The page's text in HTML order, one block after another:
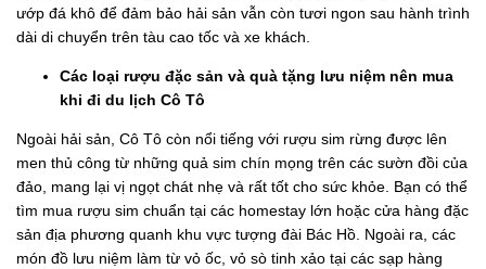
ướp đá khô để đảm bảo hải sản vẫn còn tươi ngon sau hành trình
dài di chuyển trên tàu cao tốc và xe khách.
Các loại rượu đặc sản và quà tặng lưu niệm nên mua
khi đi du lịch Cô Tô
Ngoài hải sản, Cô Tô còn nổi tiếng với rượu sim rừng được lên
men thủ công từ những quả sim chín mọng trên các sườn đồi của
đảo, mang lại vị ngọt chát nhẹ và rất tốt cho sức khỏe. Bạn có thể
tìm mua rượu sim chuẩn tại các homestay lớn hoặc cửa hàng đặc
sản địa phương quanh khu vực tượng đài Bác Hồ. Ngoài ra, các
món đồ lưu niệm làm từ vỏ ốc, vỏ sò tinh xảo tại các sạp hàng